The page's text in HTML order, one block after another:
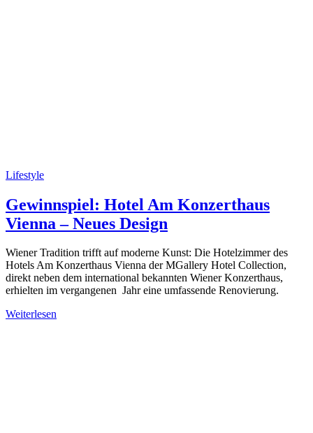
Lifestyle
Gewinnspiel: Hotel Am Konzerthaus
Vienna – Neues Design
Wiener Tradition trifft auf moderne Kunst: Die Hotelzimmer des
Hotels Am Konzerthaus Vienna der MGallery Hotel Collection,
direkt neben dem international bekannten Wiener Konzerthaus,
erhielten im vergangenen Jahr eine umfassende Renovierung.
Weiterlesen